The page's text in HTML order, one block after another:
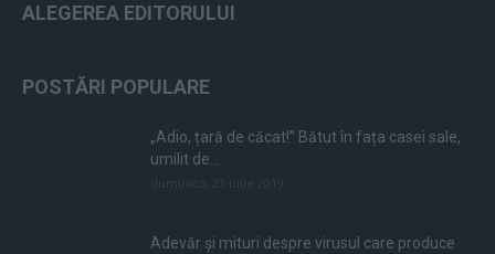
ALEGEREA EDITORULUI
POSTĂRI POPULARE
„Adio, țară de căcat!” Bătut în fața casei sale,
umilit de...
Adevăr și mituri despre virusul care produce